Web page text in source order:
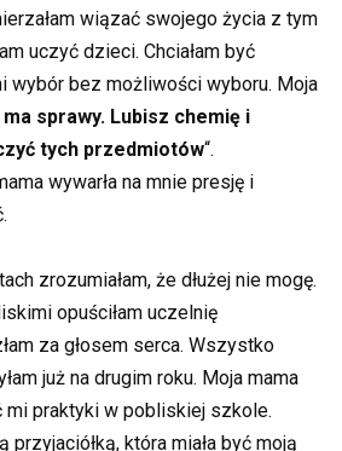
wiązać swojego życia z tym
uczyć dzieci. Chciałam być
wybór bez możliwości wyboru. Moja
ma sprawy. Lubisz chemię i
tych przedmiotów“.
wywarła na mnie presję i
zrozumiałam, że dłużej nie mogę.
opuściłam uczelnię
za głosem serca. Wszystko
już na drugim roku. Moja mama
mi praktyki w pobliskiej szkole.
przyjaciółką, która miała być moją